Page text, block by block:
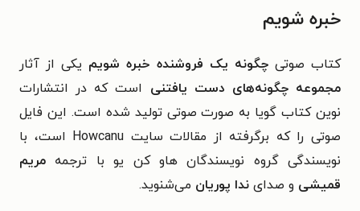
خبره شویم
کتاب صوتیچگونه یک فروشنده خبره شویم یکی از آثار
مجموعه چگونه‌های دست یافتنی است که در انتشارات
نوین کتاب گویا به صورت صوتی تولید شده است. این فایل
صوتی را که برگرفته از مقالات سایت Howcanu است، با
نویسندگی گروه نویسندگان هاو کن یو با ترجمه مریم
قمیشی و صدای ندا پوریان می‌شنوید.